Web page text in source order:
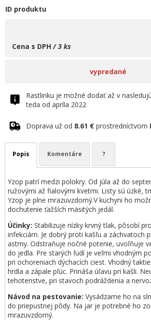
ID produktu
Cena s DPH/ 3 ks
vypredané
Rastlinku je možné dodať až v
teda od apríla 2022
Doprava už od 8.61 € prostredníctvom
Popis Komentáre ?
Yzop patrí medzi polokry. Od júla až do
ružovými až fialovými kvetmi. Listy sú úzké,
Yzop je plne mrazuvzdorný.V kuchyni ho
dochutenie ťažších mäsitých jedál.
Účinky: Stabilizuje nízky krvný tlak, pôsobí
infekciám. Je dobrý proti kašľu a záchvatoch
astmy. Odstraňuje nočné potenie, uvoľňuje
do jedla. Pre starých ľudí je veľmi vhodným
pri ochoreniach dýchacích ciest. Vhodný
hrdla a zápale pľúc. Prináša úľavu pri kašli.
tehotenstve, pri stavoch podráždenia a
Návod na pestovanie: Vysádzame ho na
do priepustnej pôdy. Na jar je potrebné ho
mrazuvzdorný.